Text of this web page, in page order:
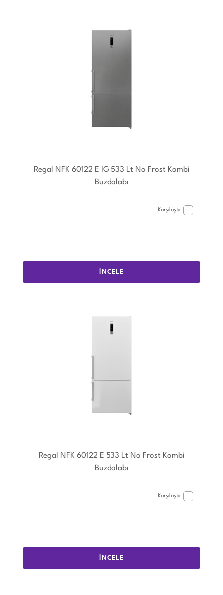
Regal NFK 60122 E IG 533 Lt No Frost Kombi
Buzdolabı
Karşılaştır
İNCELE
Regal NFK 60122 E 533 Lt No Frost Kombi
Buzdolabı
Karşılaştır
İNCELE